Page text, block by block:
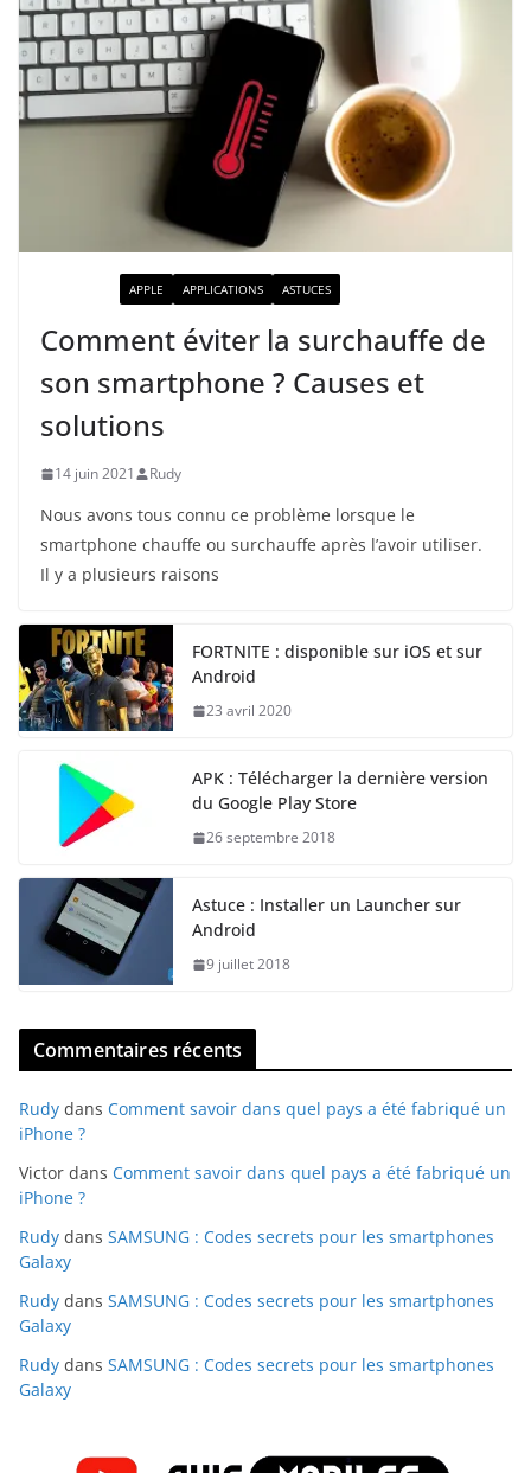
APPLE APPLICATIONS ASTUCES
Comment éviter la surchauffe de
son smartphone ? Causes et
solutions
14 juin 2021 Rudy
Nous avons tous connu ce problème lorsque le
smartphone chauffe ou surchauffe après l’avoir utiliser.
Il y a plusieurs raisons
FORTNITE : disponible sur iOS et sur
Android
23 avril 2020
APK : Télécharger la dernière version
du Google Play Store
26 septembre 2018
Astuce : Installer un Launcher sur
Android
9 juillet 2018
Commentaires récents
Rudy dans Comment savoir dans quel pays a été fabriqué un
iPhone ?
Victor dans Comment savoir dans quel pays a été fabriqué un
iPhone ?
Rudy dans SAMSUNG : Codes secrets pour les smartphones
Galaxy
Rudy dans SAMSUNG : Codes secrets pour les smartphones
Galaxy
Rudy dans SAMSUNG : Codes secrets pour les smartphones
Galaxy